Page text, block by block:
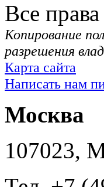
Все
Копирование
разрешения
Карта сайта
Написать нам
Москва
107023,